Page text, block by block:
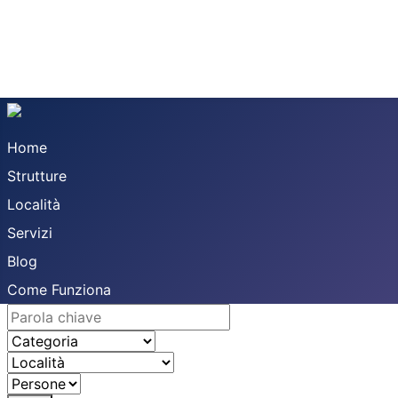
Home
Strutture
Località
Servizi
Blog
Come Funziona